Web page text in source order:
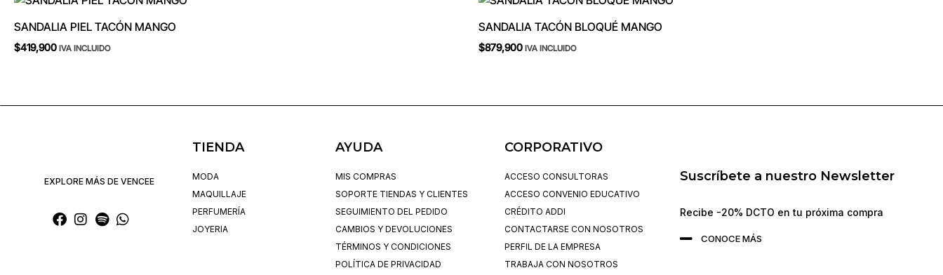
SANDALIA PIEL TACÓN MANGO
$419,900 IVA INCLUIDO
SANDALIA TACÓN BLOQUÉ MANGO
$879,900 IVA INCLUIDO
EXPLORE MÁS DE VENCEE
TIENDA
MODA
MAQUILLAJE
PERFUMERÍA
JOYERIA
AYUDA
MIS COMPRAS
SOPORTE TIENDAS Y CLIENTES
SEGUIMIENTO DEL PEDIDO
CAMBIOS Y DEVOLUCIONES
TÉRMINOS Y CONDICIONES
POLÍTICA DE PRIVACIDAD
CORPORATIVO
ACCESO CONSULTORAS
ACCESO CONVENIO EDUCATIVO
CRÉDITO ADDI
CONTACTARSE CON NOSOTROS
PERFIL DE LA EMPRESA
TRABAJA CON NOSOTROS
Suscríbete a nuestro Newsletter
Recibe -20% DCTO en tu próxima compra
CONOCE MÁS